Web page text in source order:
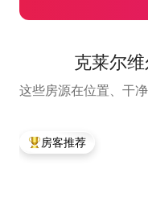
克莱尔
这些房源在位置、干
热门「房客推荐」
房客推荐